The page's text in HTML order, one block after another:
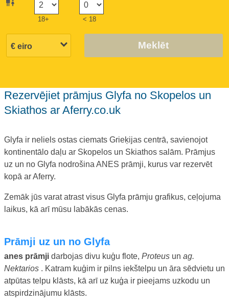
18+ < 18
Meklēt
Rezervējiet prāmjus Glyfa no Skopelos un
Skiathos ar Aferry.co.uk
Glyfa ir neliels ostas ciemats Grieķijas centrā, savienojot
kontinentālo daļu ar Skopelos un Skiathos salām. Prāmjus
uz un no Glyfa nodrošina ANES prāmji, kurus var rezervēt
kopā ar Aferry.
Zemāk jūs varat atrast visus Glyfa prāmju grafikus, ceļojuma
laikus, kā arī mūsu labākās cenas.
prāmji uz un no Glyfa
anes prāmji darbojas divu kuģu flote, Proteus un ag.
Nektarios . Katram kuģim ir pilns iekštelpu un āra sēdvietu un
atpūtas telpu klāsts, kā arī uz kuģa ir pieejams uzkodu un
atspirdzinājumu klāsts.